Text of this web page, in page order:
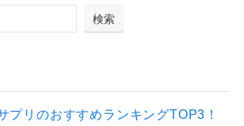
検索
プリのおすすめランキングTOP3！